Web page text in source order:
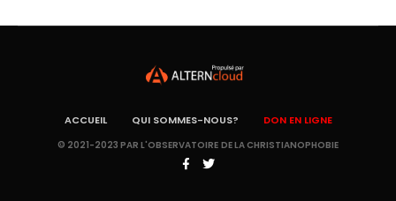
ACCUEIL QUI SOMMES-NOUS? DON EN LIGNE
© 2021-2023 PAR L'OBSERVATOIRE DE LA CHRISTIANOPHOBIE